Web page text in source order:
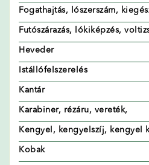
Fogathajtás, lószerszám,
Futószárazás, lókiképzés,
Heveder
Istállófelszerelés
Kantár
Karabiner, rézáru, vereték,
Kengyel, kengyelszíj, kengyel
Kobak